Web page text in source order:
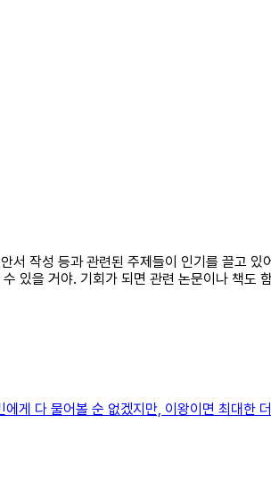
서 작성 등과 관련된 주제들이 인기를 끌고
있을 거야. 기회가 되면 관련 논문이나 책도
게 다 물어볼 순 없겠지만, 이왕이면 최대한